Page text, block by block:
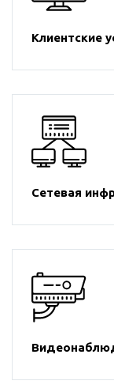
Клиентские
Сетевая